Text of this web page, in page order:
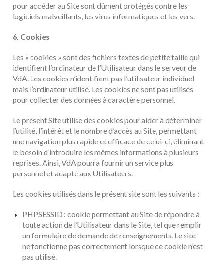
pour accéder au Site sont dûment protégés contre les
logiciels malveillants, les virus informatiques et les vers.
6. Cookies
Les « cookies » sont des fichiers textes de petite taille qui
identifient l’ordinateur de l’Utilisateur dans le serveur de
VdA. Les cookies n’identifient pas l’utilisateur individuel
mais l’ordinateur utilisé. Les cookies ne sont pas utilisés
pour collecter des données à caractère personnel.
Le présent Site utilise des cookies pour aider à déterminer
l’utilité, l’intérêt et le nombre d’accès au Site, permettant
une navigation plus rapide et efficace de celui-ci, éliminant
le besoin d’introduire les mêmes informations à plusieurs
reprises. Ainsi, VdA pourra fournir un service plus
personnel et adapté aux Utilisateurs.
Les cookies utilisés dans le présent site sont les suivants :
PHPSESSID : cookie permettant au Site de répondre à
toute action de l’Utilisateur dans le Site, tel que remplir
un formulaire de demande de renseignements. Le site
ne fonctionne pas correctement lorsque ce cookie n’est
pas utilisé.